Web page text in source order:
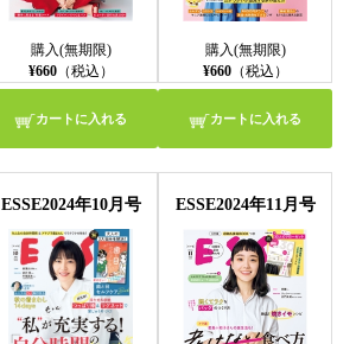
購入(無期限)
¥660（税込）
カートに入れる
購入(無期限)
¥660（税込）
カートに入れる
ESSE2024年10月号 ESSE2024年11月号